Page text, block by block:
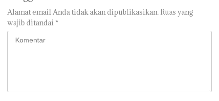
Alamat email Anda tidak akan dipublikasikan. Ruas yang
wajib ditandai *